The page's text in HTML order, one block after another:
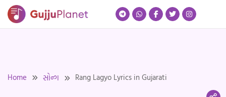
Skip
Home સોન્ગ Rang Lagyo Lyrics in Gujarati